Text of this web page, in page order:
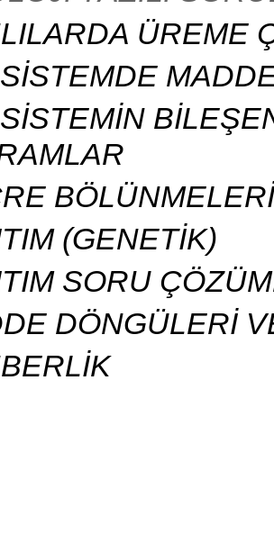
ÜREME
BÖLÜNMELERİ
(GENETİK)
SORU
DÖNGÜLERİ